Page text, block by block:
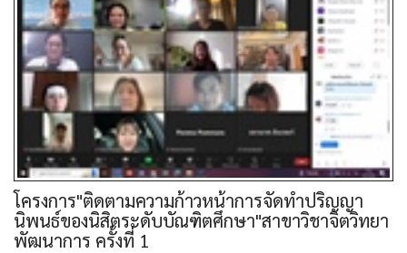
โครงการ"ติดตามความก้าวหน้าการจัดทำปริญญา
นิพนธ์ของนิสิตระดับบัณฑิตศึกษา"สาขาวิชาจิตวิทยา
พัฒนาการ ครั้งที่ 1